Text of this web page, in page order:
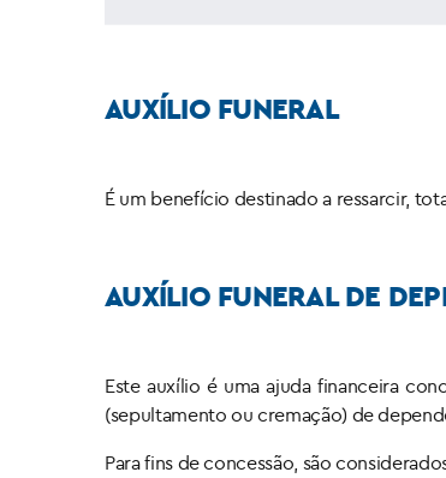
AUXÍLIO FUNERAL
É um benefício destinado a ressarcir,
AUXÍLIO FUNERAL DE
Este auxílio é uma ajuda financeira
(sepultamento ou cremação) de
Para fins de concessão, são